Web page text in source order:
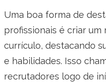
Uma boa forma de
profissionais é criar um
currículo, destacando
e habilidades. Isso
recrutadores logo de